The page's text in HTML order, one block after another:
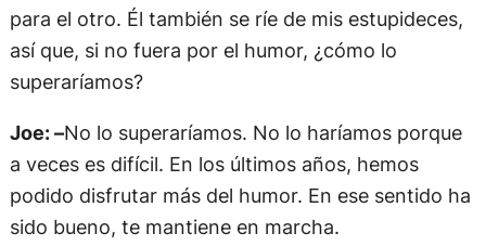
para el otro. Él también se ríe de mis estupideces,
así que, si no fuera por el humor, ¿cómo lo
superaríamos?
Joe: –No lo superaríamos. No lo haríamos porque
a veces es difícil. En los últimos años, hemos
podido disfrutar más del humor. En ese sentido ha
sido bueno, te mantiene en marcha.